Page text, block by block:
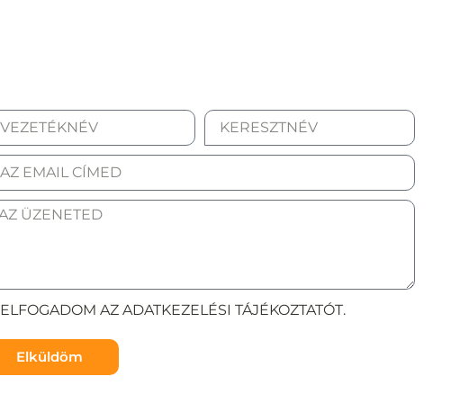
ELFOGADOM AZ ADATKEZELÉSI TÁJÉKOZTATÓT.
Elküldöm